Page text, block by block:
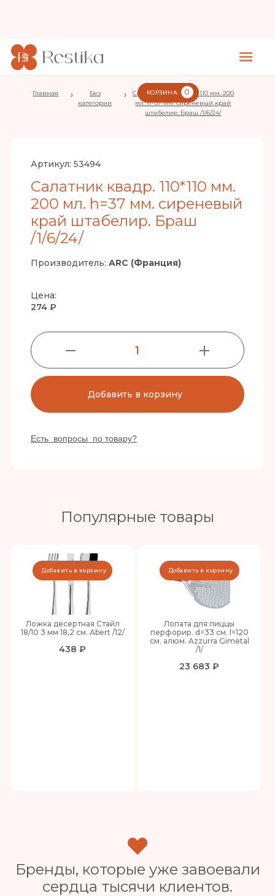
КОРЗИНА 0
Главная ›
Без
категории
›
Салатник квадр. 110*110 мм. 200
мл. h=37 мм. сиреневый край
штабелир. Браш /1/6/24/
Артикул: 53494
Салатник квадр. 110*110 мм.
200 мл. h=37 мм. сиреневый
край штабелир. Браш
/1/6/24/
Производитель: ARC (Франция)
Цена:
274 ₽
1
Добавить в корзину
Есть вопросы по товару?
Популярные товары
Ложка десертная Стайл
18/10 3 мм 18,2 см. Abert /12/
438 ₽
Добавить в корзину
Лопата для пиццы
перфорир. d=33 см. l=120
см. алюм. Azzurra Gimetal
/1/
23 683 ₽
Добавить в корзину
Бренды, которые уже завоевали
сердца тысячи клиентов.